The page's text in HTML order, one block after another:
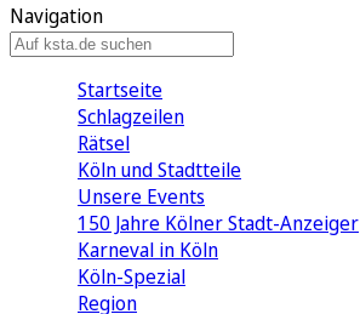
Navigation
Startseite
Schlagzeilen
Rätsel
Köln und Stadtteile
Unsere Events
150 Jahre Kölner Stadt-Anzeiger
Karneval in Köln
Köln-Spezial
Region